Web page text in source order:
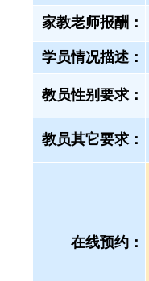
家教老师报酬：
学员情况描述：
教员性别要求：
教员其它要求：
在线预约：